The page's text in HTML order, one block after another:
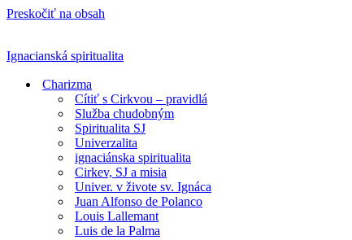
Preskočiť na obsah
Ignacianská spiritualita
Charizma
Cítiť s Cirkvou – pravidlá
Služba chudobným
Spiritualita SJ
Univerzalita
ignaciánska spiritualita
Cirkev, SJ a misia
Univer. v živote sv. Ignáca
Juan Alfonso de Polanco
Louis Lallemant
Luis de la Palma